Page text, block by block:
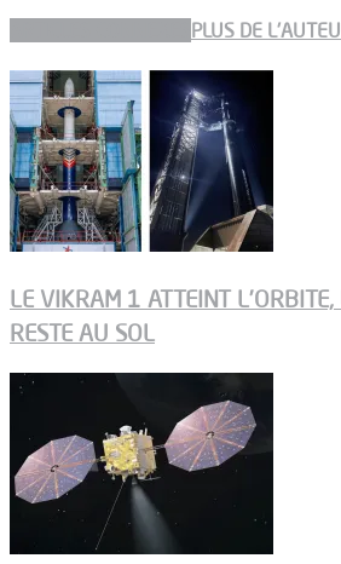
PLUS DE
LE VIKRAM 1 ATTEINT
RESTE AU SOL